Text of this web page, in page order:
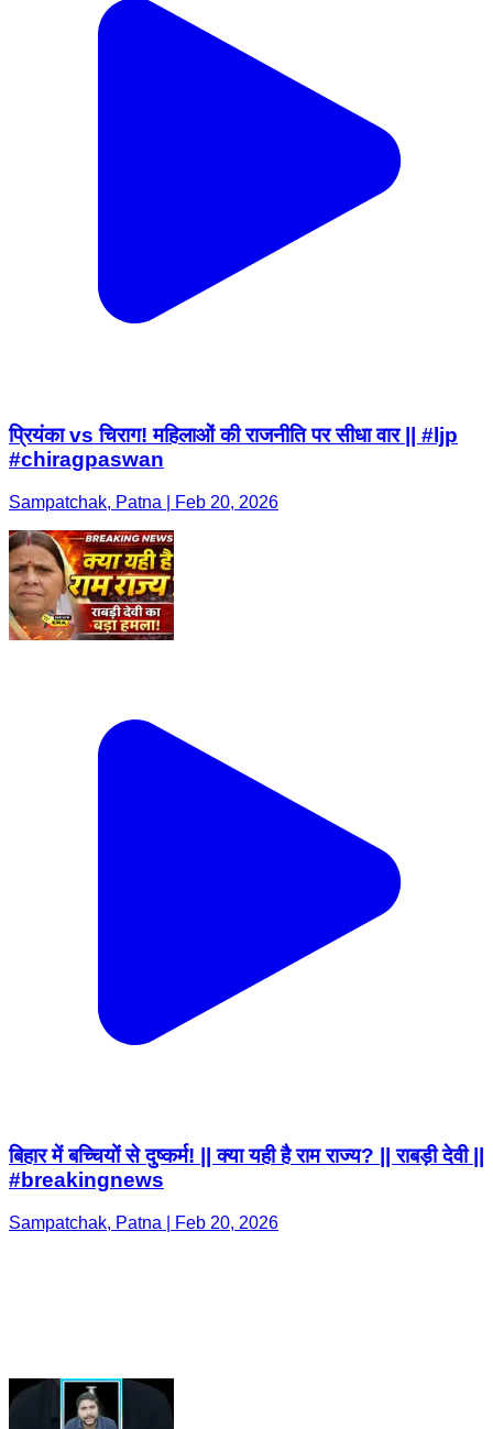
प्रियंका vs चिराग! महिलाओं की राजनीति पर सीधा वार || #ljp
#chiragpaswan
Sampatchak, Patna | Feb 20, 2026
बिहार में बच्चियों से दुष्कर्म! || क्या यही है राम राज्य? || राबड़ी देवी ||
#breakingnews
Sampatchak, Patna | Feb 20, 2026